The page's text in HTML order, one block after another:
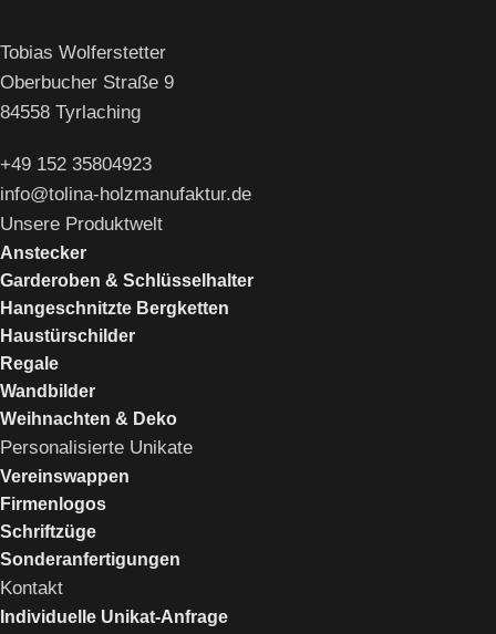
Tobias Wolferstetter
Oberbucher Straße 9
84558 Tyrlaching
+49 152 35804923
info@tolina-holzmanufaktur.de
Unsere Produktwelt
Anstecker
Garderoben & Schlüsselhalter
Hangeschnitzte Bergketten
Haustürschilder
Regale
Wandbilder
Weihnachten & Deko
Personalisierte Unikate
Vereinswappen
Firmenlogos
Schriftzüge
Sonderanfertigungen
Kontakt
Individuelle Unikat-Anfrage